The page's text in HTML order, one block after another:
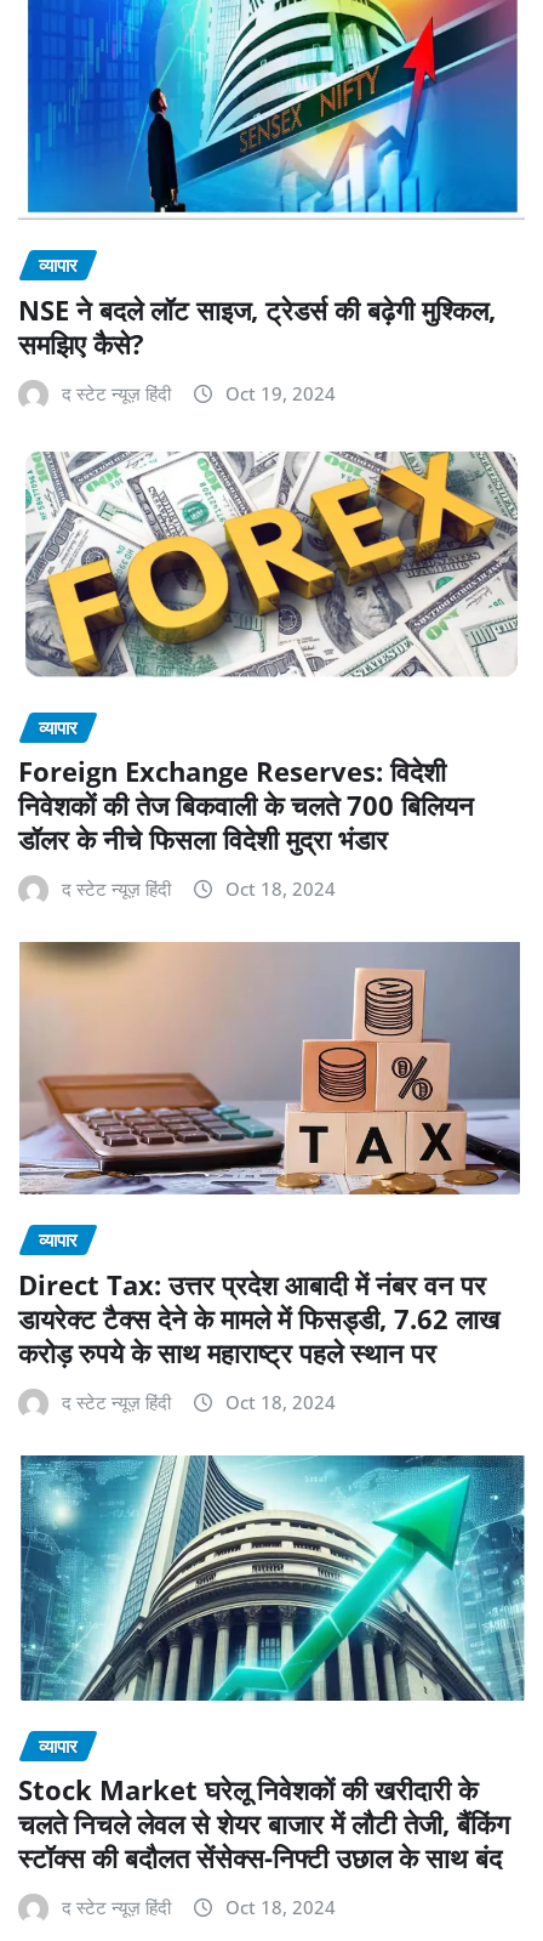
व्यापार
NSE ने बदले लॉट साइज, ट्रेडर्स की बढ़ेगी मुश्किल,
समझिए कैसे?
द स्टेट न्यूज़ हिंदी Oct 19, 2024
व्यापार
Foreign Exchange Reserves: विदेशी
निवेशकों की तेज बिकवाली के चलते 700 बिलियन
डॉलर के नीचे फिसला विदेशी मुद्रा भंडार
द स्टेट न्यूज़ हिंदी Oct 18, 2024
व्यापार
Direct Tax: उत्तर प्रदेश आबादी में नंबर वन पर
डायरेक्ट टैक्स देने के मामले में फिसड्डी, 7.62 लाख
करोड़ रुपये के साथ महाराष्ट्र पहले स्थान पर
द स्टेट न्यूज़ हिंदी Oct 18, 2024
व्यापार
Stock Market घरेलू निवेशकों की खरीदारी के
चलते निचले लेवल से शेयर बाजार में लौटी तेजी, बैंकिंग
स्टॉक्स की बदौलत सेंसेक्स-निफ्टी उछाल के साथ बंद
द स्टेट न्यूज़ हिंदी Oct 18, 2024